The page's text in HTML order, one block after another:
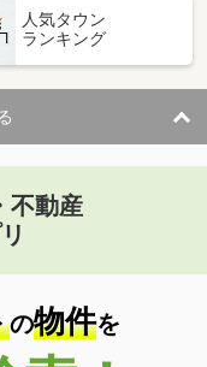
人気タウン
ランキング
不動産
の物件を